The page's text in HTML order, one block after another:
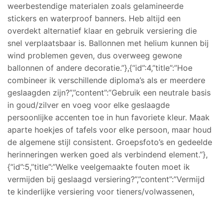
weerbestendige materialen zoals gelamineerde
stickers en waterproof banners. Heb altijd een
overdekt alternatief klaar en gebruik versiering die
snel verplaatsbaar is. Ballonnen met helium kunnen bij
wind problemen geven, dus overweeg gewone
ballonnen of andere decoratie.”},{“id”:4,”title”:”Hoe
combineer ik verschillende diploma’s als er meerdere
geslaagden zijn?”,”content”:”Gebruik een neutrale basis
in goud/zilver en voeg voor elke geslaagde
persoonlijke accenten toe in hun favoriete kleur. Maak
aparte hoekjes of tafels voor elke persoon, maar houd
de algemene stijl consistent. Groepsfoto’s en gedeelde
herinneringen werken goed als verbindend element.”},
{“id”:5,”title”:”Welke veelgemaakte fouten moet ik
vermijden bij geslaagd versiering?”,”content”:”Vermijd
te kinderlijke versiering voor tieners/volwassenen,